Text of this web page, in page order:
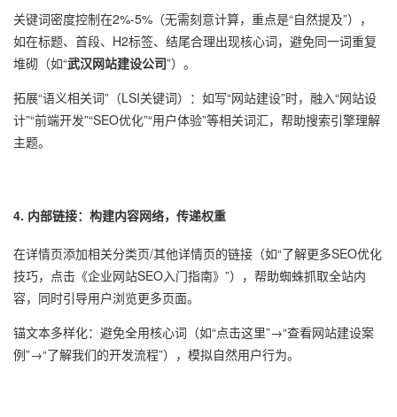
关键词密度控制在2%-5%（无需刻意计算，重点是“自然提及”），
如在标题、首段、H2标签、结尾合理出现核心词，避免同一词重复
堆砌（如“武汉网站建设公司”）。
拓展“语义相关词”（LSI关键词）：如写“网站建设”时，融入“网站设
计”“前端开发”“SEO优化”“用户体验”等相关词汇，帮助搜索引擎理解
主题。
4. 内部链接：构建内容网络，传递权重
在详情页添加相关分类页/其他详情页的链接（如“了解更多SEO优化
技巧，点击《企业网站SEO入门指南》”），帮助蜘蛛抓取全站内
容，同时引导用户浏览更多页面。
锚文本多样化：避免全用核心词（如“点击这里”→“查看网站建设案
例”→“了解我们的开发流程”），模拟自然用户行为。